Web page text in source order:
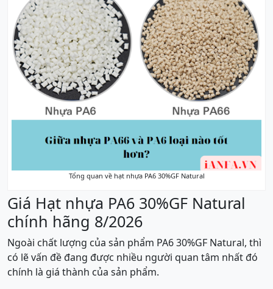
Tổng quan về hạt nhựa PA6 30%GF Natural
Giá Hạt nhựa PA6 30%GF Natural
chính hãng 8/2026
Ngoài chất lượng của sản phẩm PA6 30%GF Natural, thì
có lẽ vấn đề đang được nhiều người quan tâm nhất đó
chính là giá thành của sản phẩm.